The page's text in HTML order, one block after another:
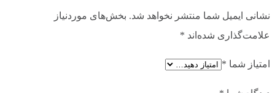
نشانی ایمیل شما منتشر نخواهد شد. بخش‌های موردنیاز
علامت‌گذاری شده‌اند *
امتیاز شما *